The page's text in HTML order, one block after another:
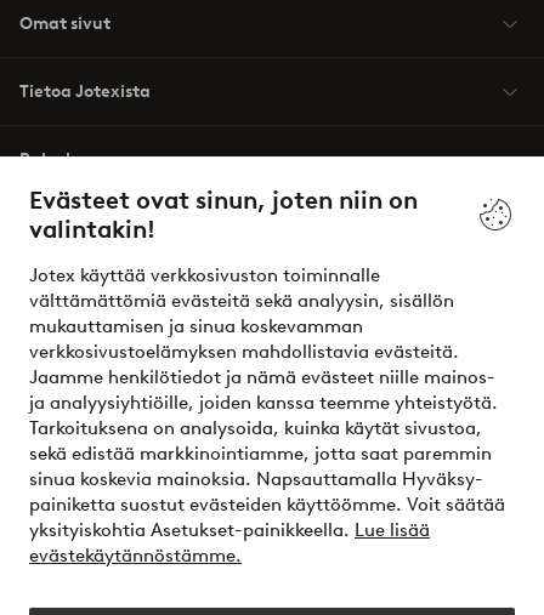
Evästeet ovat sinun, joten niin on
valintakin!
Jotex käyttää verkkosivuston toiminnalle
välttämättömiä evästeitä sekä analyysin, sisällön
mukauttamisen ja sinua koskevamman
verkkosivustoelämyksen mahdollistavia evästeitä.
Jaamme henkilötiedot ja nämä evästeet niille mainos-
ja analyysiyhtiöille, joiden kanssa teemme yhteistyötä.
Tarkoituksena on analysoida, kuinka käytät sivustoa,
sekä edistää markkinointiamme, jotta saat paremmin
sinua koskevia mainoksia. Napsauttamalla Hyväksy-
painiketta suostut evästeiden käyttöömme. Voit säätää
yksityiskohtia Asetukset-painikkeella. Lue lisää
evästekäytännöstämme.
Omat sivut
Tietoa Jotexista
Palvelumme
Ehdot
Ystävät
Turvalliset maksut – maksa nyt tai erissä
Haluatko tietää lisää maksuvaihtoehdoistamme?
elpy